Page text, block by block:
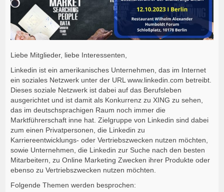
Liebe Mitglieder, liebe Interessenten,
Linkedin ist ein amerikanisches Unternehmen, das im Internet
ein soziales Netzwerk unter der URL www.linkedin.com betreibt.
Dieses soziale Netzwerk ist dabei auf das Berufsleben
ausgerichtet und ist damit als Konkurrenz zu XING zu sehen,
das im deutschsprachigen Raum noch immer die
Marktführerschaft inne hat. Zielgruppe von Linkedin sind dabei
zum einen Privatpersonen, die Linkedin zu
Karriereentwicklungs- oder Vertriebszwecken nutzen möchten,
sowie Unternehmen, die Linkedin zur Suche nach den besten
Mitarbeitern, zu Online Marketing Zwecken ihrer Produkte oder
ebenso zu Vertriebszwecken nutzen möchten.
Folgende Themen werden besprochen: